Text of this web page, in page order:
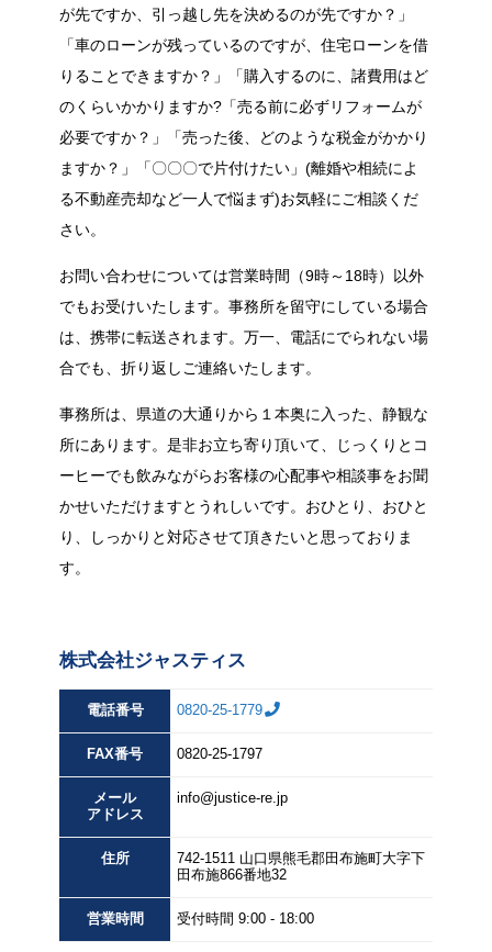
が先ですか、引っ越し先を決めるのが先ですか？」
「車のローンが残っているのですが、住宅ローンを借
りることできますか？」「購入するのに、諸費用はど
のくらいかかりますか?「売る前に必ずリフォームが
必要ですか？」「売った後、どのような税金がかかり
ますか？」「〇〇〇で片付けたい」(離婚や相続によ
る不動産売却など一人で悩まず)お気軽にご相談くだ
さい。
お問い合わせについては営業時間（9時～18時）以外
でもお受けいたします。事務所を留守にしている場合
は、携帯に転送されます。万一、電話にでられない場
合でも、折り返しご連絡いたします。
事務所は、県道の大通りから１本奥に入った、静観な
所にあります。是非お立ち寄り頂いて、じっくりとコ
ーヒーでも飲みながらお客様の心配事や相談事をお聞
かせいただけますとうれしいです。おひとり、おひと
り、しっかりと対応させて頂きたいと思っておりま
す。
株式会社ジャスティス
電話番号 0820-25-1779
FAX番号 0820-25-1797
メール
アドレス
info@justice-re.jp
住所 742-1511 山口県熊毛郡田布施町大字下
田布施866番地32
営業時間 受付時間 9:00 - 18:00